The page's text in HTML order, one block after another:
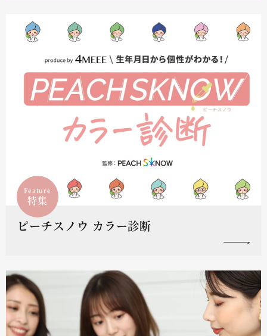
Feature
特集
ピーチスノウ カラー診断